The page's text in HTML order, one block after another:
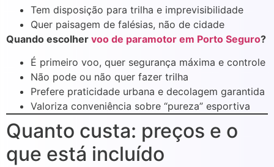
Tem disposição para trilha e imprevisibilidade
Quer paisagem de falésias, não de cidade
Quando escolher voo de paramotor em Porto Seguro?
É primeiro voo, quer segurança máxima e controle
Não pode ou não quer fazer trilha
Prefere praticidade urbana e decolagem garantida
Valoriza conveniência sobre “pureza” esportiva
Quanto custa: preços e o
que está incluído